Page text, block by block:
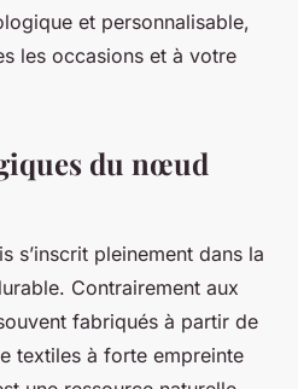
et personnalisable,
les occasions et à votre
du nœud
s’inscrit pleinement dans la
Contrairement aux
fabriqués à partir de
textiles à forte empreinte